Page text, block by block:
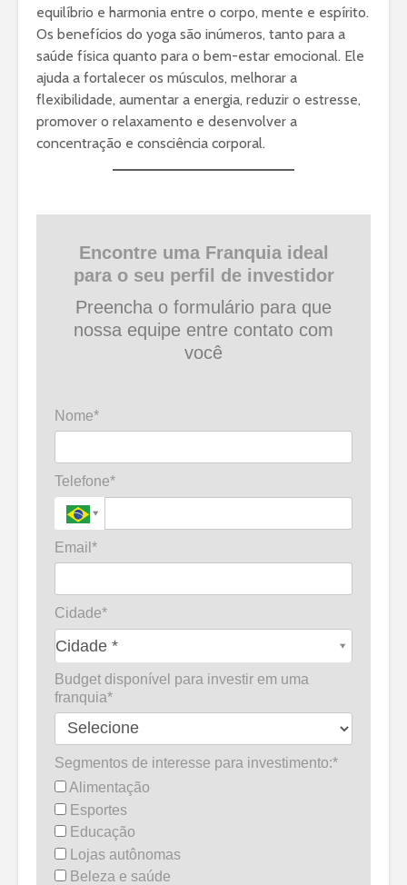
equilíbrio e harmonia entre o corpo, mente e espírito.
Os benefícios do yoga são inúmeros, tanto para a
saúde física quanto para o bem-estar emocional. Ele
ajuda a fortalecer os músculos, melhorar a
flexibilidade, aumentar a energia, reduzir o estresse,
promover o relaxamento e desenvolver a
concentração e consciência corporal.
Encontre uma Franquia ideal
para o seu perfil de investidor
Preencha o formulário para que
nossa equipe entre contato com
você
Nome*
Telefone*
Email*
Cidade*
Cidade *
C
i
d
a
e
*
Budget disponível para investir em uma
franquia*
Segmentos de interesse para investimento:*
Alimentação
Esportes
Educação
Lojas autônomas
Beleza e saúde